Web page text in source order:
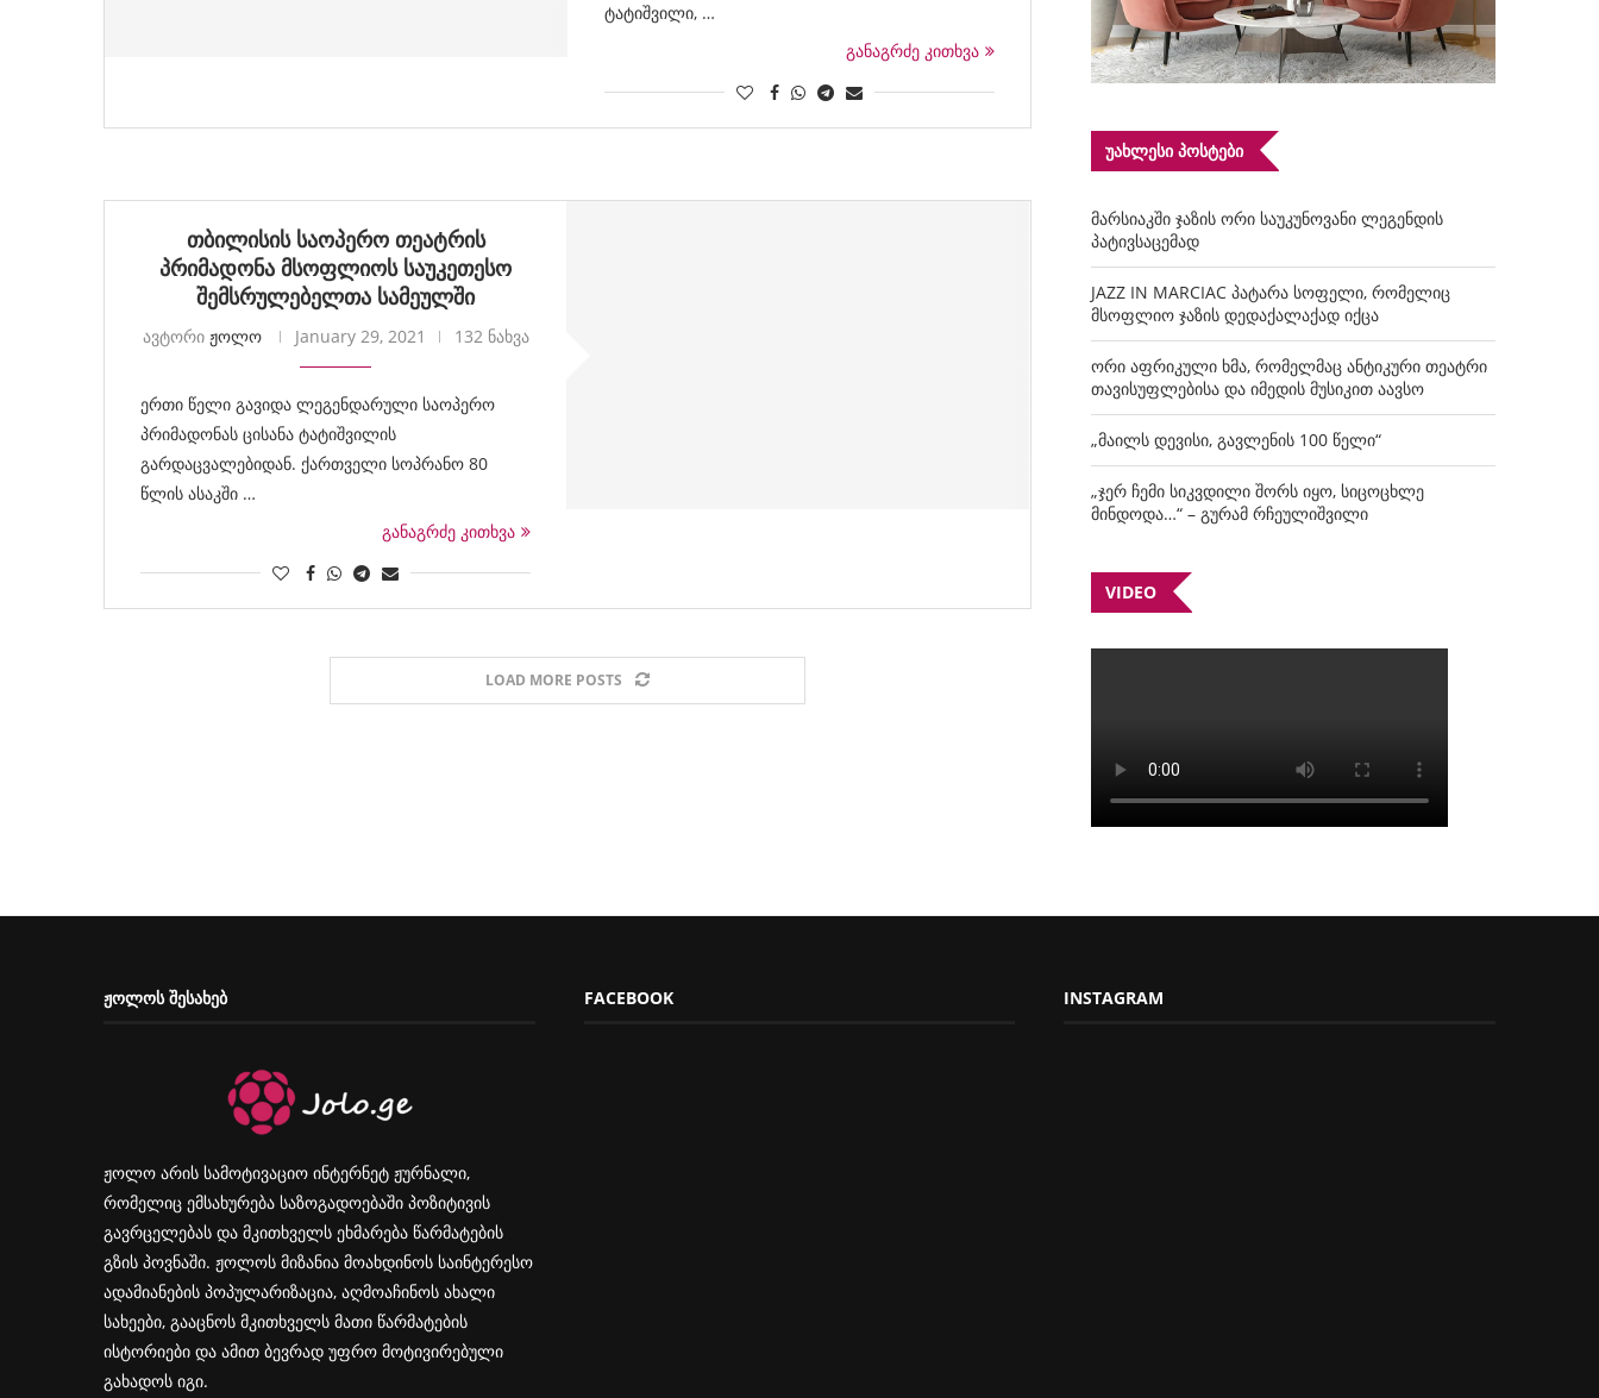
ტატიშვილი, …
განაგრძე კითხვა
თბილისის საოპერო თეატრის
პრიმადონა მსოფლიოს საუკეთესო
შემსრულებელთა სამეულში
ავტორი ჟოლო January 29, 2021 132 ნახვა
ერთი წელი გავიდა ლეგენდარული საოპერო
პრიმადონას ცისანა ტატიშვილის
გარდაცვალებიდან. ქართველი სოპრანო 80
წლის ასაკში …
განაგრძე კითხვა
LOAD MORE POSTS
ᲣᲐᲮᲚᲔᲡᲘ ᲞᲝᲡᲢᲔᲑᲘ
მარსიაკში ჯაზის ორი საუკუნოვანი ლეგენდის
პატივსაცემად
JAZZ IN MARCIAC პატარა სოფელი, რომელიც
მსოფლიო ჯაზის დედაქალაქად იქცა
ორი აფრიკული ხმა, რომელმაც ანტიკური თეატრი
თავისუფლებისა და იმედის მუსიკით აავსო
„მაილს დევისი, გავლენის 100 წელი“
„ჯერ ჩემი სიკვდილი შორს იყო, სიცოცხლე
მინდოდა…“ – გურამ რჩეულიშვილი
VIDEO
ᲟᲝᲚᲝᲡ ᲨᲔᲡᲐᲮᲔᲑ
ჟოლო არის სამოტივაციო ინტერნეტ ჟურნალი,
რომელიც ემსახურება საზოგადოებაში პოზიტივის
გავრცელებას და მკითხველს ეხმარება წარმატების
გზის პოვნაში. ჟოლოს მიზანია მოახდინოს საინტერესო
ადამიანების პოპულარიზაცია, აღმოაჩინოს ახალი
სახეები, გააცნოს მკითხველს მათი წარმატების
ისტორიები და ამით ბევრად უფრო მოტივირებული
გახადოს იგი.
FACEBOOK INSTAGRAM